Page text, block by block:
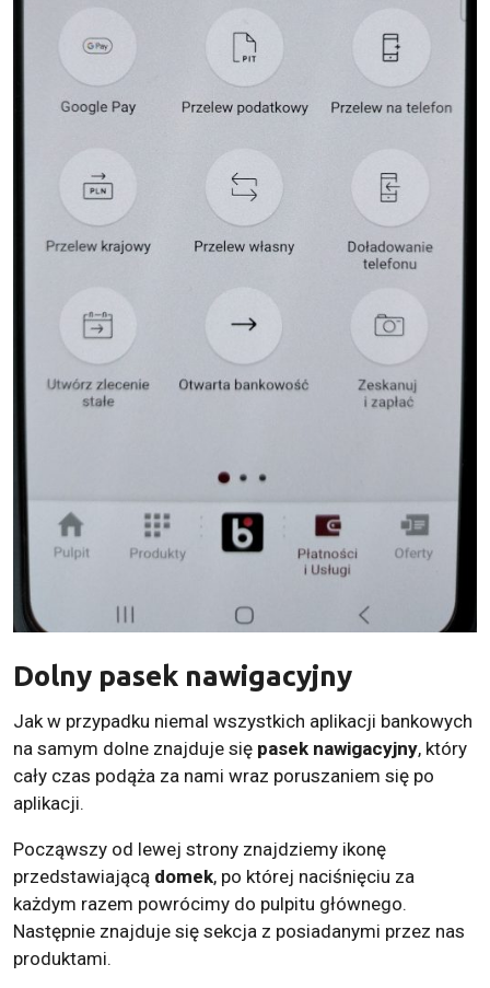
Dolny pasek nawigacyjny
Jak w przypadku niemal wszystkich aplikacji bankowych
na samym dolne znajduje się pasek nawigacyjny, który
cały czas podąża za nami wraz poruszaniem się po
aplikacji.
Począwszy od lewej strony znajdziemy ikonę
przedstawiającą domek, po której naciśnięciu za
każdym razem powrócimy do pulpitu głównego.
Następnie znajduje się sekcja z posiadanymi przez nas
produktami.